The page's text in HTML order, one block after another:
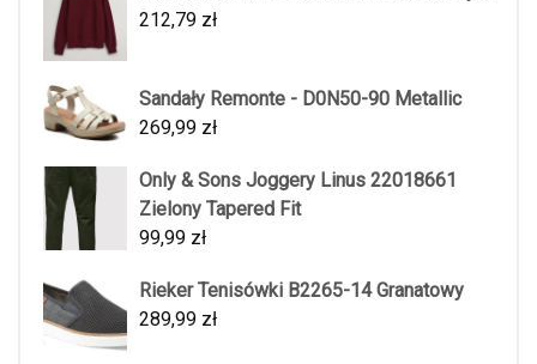
212,79 zł
Sandały Remonte - D0N50-90 Metallic
269,99 zł
Only & Sons Joggery Linus 22018661
Zielony Tapered Fit
99,99 zł
Rieker Tenisówki B2265-14 Granatowy
289,99 zł